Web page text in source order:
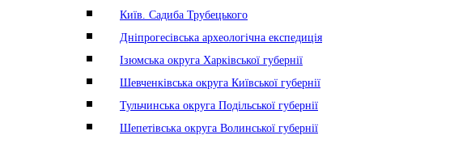
Київ. Садиба Трубецького
Дніпрогесівська археологічна експедиція
Ізюмська округа Харківської губернії
Шевченківська округа Київської губернії
Тульчинська округа Подільської губернії
Шепетівська округа Волинської губернії